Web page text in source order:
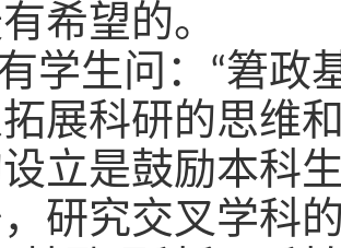
希望的。
学生问：“䇹政
展科研的思维
设立是鼓励本科
研究交叉学科